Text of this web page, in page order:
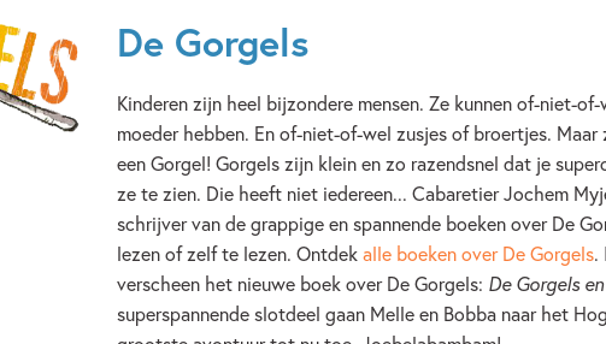
De Gorgels
Kinderen zijn heel bijzondere mensen. Ze kunnen of-niet-
moeder hebben. En of-niet-of-wel zusjes of broertjes. Maar
een Gorgel! Gorgels zijn klein en zo razendsnel dat je
ze te zien. Die heeft niet iedereen... Cabaretier Jochem
schrijver van de grappige en spannende boeken over De
lezen of zelf te lezen. Ontdekalle boeken over De Gorgels.
verscheen het nieuwe boek over De Gorgels: De Gorgels
superspannende slotdeel gaan Melle en Bobba naar het